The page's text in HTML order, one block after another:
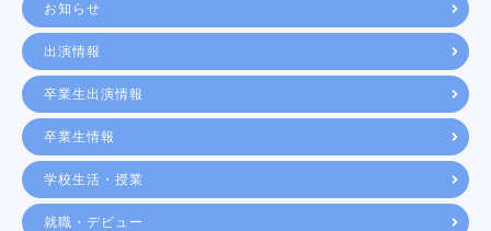
お知らせ
出演情報
卒業生出演情報
卒業生情報
学校生活・授業
就職・デビュー